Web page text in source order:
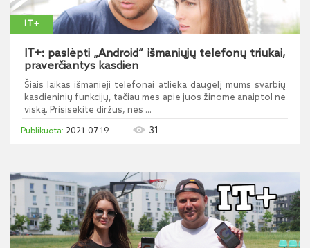
IT+
IT+: paslėpti „Android“ išmaniųjų telefonų triukai,
praverčiantys kasdien
Šiais laikas išmanieji telefonai atlieka daugelį mums svarbių
kasdieninių funkcijų, tačiau mes apie juos žinome anaiptol ne
viską. Prisisekite diržus, nes ...
2021-07-19 31